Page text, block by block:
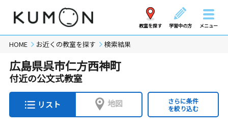
教室を探す 学習中の方 メニュー
HOME お近くの教室を探す 検索結果
広島県呉市仁方西神町
付近の公文式教室
リスト 地図
さらに条件
を絞り込む